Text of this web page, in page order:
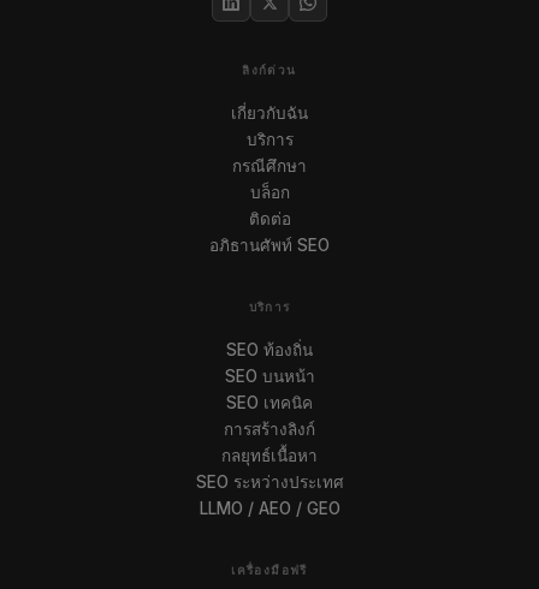
ลิงก์ด่วน
เกี่ยวกับฉัน
บริการ
กรณีศึกษา
บล็อก
ติดต่อ
อภิธานศัพท์ SEO
บริการ
SEO ท้องถิ่น
SEO บนหน้า
SEO เทคนิค
การสร้างลิงก์
กลยุทธ์เนื้อหา
SEO ระหว่างประเทศ
LLMO / AEO / GEO
เครื่องมือฟรี